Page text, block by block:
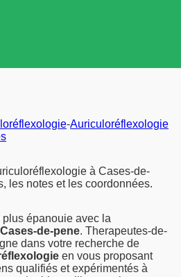
-Auriculoréflexologie
à Cases-de-
les notes et les coordonnées.
épanouie avec la
Cases-de-pene. Therapeutes-de-
dans votre recherche de
en vous proposant
qualifiés et expérimentés à